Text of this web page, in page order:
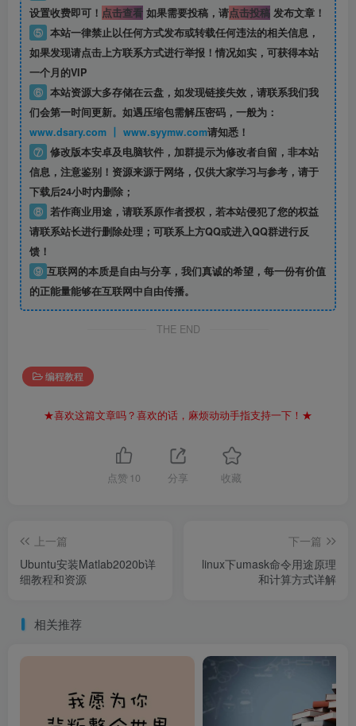
设置收费即可！ 点击查看如果需要投稿，请点击投稿发布文章！
⑤ 本站一律禁止以任何方式发布或转载任何违法的相关信息，
如果发现请点击上方联系方式进行举报！情况如实，可获得本站
一个月的VIP
⑥ 本站资源大多存储在云盘，如发现链接失效，请联系我们我
们会第一时间更新。如遇压缩包需解压密码，一般为：
www.dsary.com 丨 www.syymw.com请知悉！
⑦ 修改版本安卓及电脑软件，加群提示为修改者自留， 非本站
信息，注意鉴别！资源来源于网络，仅供大家学习与参考，请于
下载后24小时内删除；
⑧ 若作商业用途，请联系原作者授权，若本站侵犯了您的权益
请联系站长进行删除处理；可联系上方QQ或进入QQ群进行反
馈！
⑨ 互联网的本质是自由与分享，我们真诚的希望，每一份有价值
的正能量能够在互联网中自由传播。
THE END
编程教程
★喜欢这篇文章吗？喜欢的话，麻烦动动手指支持一下！★
点赞 10 分享 收藏
上一篇
Ubuntu安装Matlab2020b详
细教程和资源
下一篇
linux下umask命令用途原理
和计算方式详解
相关推荐